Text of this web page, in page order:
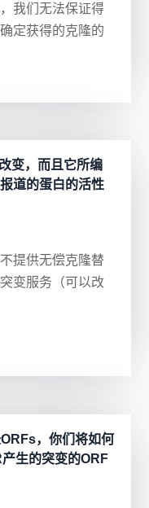
我们无法保证得
定获得的克隆的
变，而且它所编
道的蛋白的活性
提供无偿克隆替
变服务（可以改
，你们将如何
生的突变的ORF